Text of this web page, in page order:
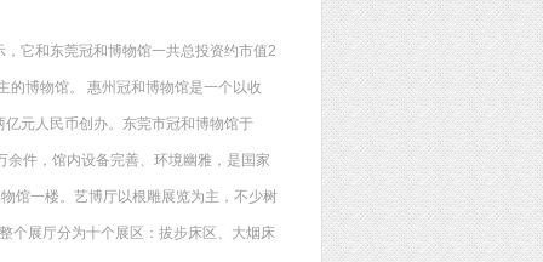
它和东莞冠和博物馆一共总投资约市值2
的博物馆。 惠州冠和博物馆是一个以收
元人民币创办。东莞市冠和博物馆于
件，馆内设备完善、环境幽雅，是国家
一楼。艺博厅以根雕展览为主，不少树
展厅分为十个展区：拔步床区、大烟床